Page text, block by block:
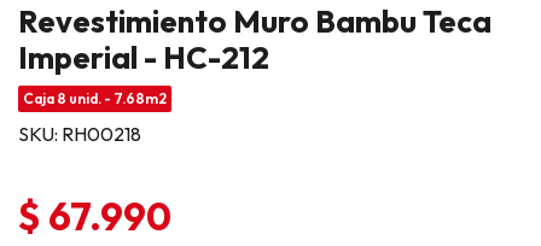
Revestimiento Muro Bambu Teca
Imperial - HC-212
Caja 8 unid. - 7.68m2
SKU: RH00218
$ 67.990